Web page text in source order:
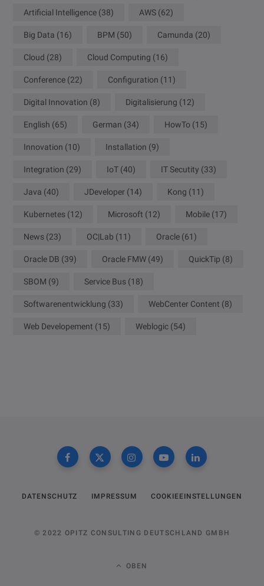
Artificial Intelligence (38) AWS (62)
Big Data (16) BPM (50) Camunda (20)
Cloud (28) Cloud Computing (16)
Conference (22) Configuration (11)
Digital Innovation (8) Digitalisierung (12)
English (65) German (34) HowTo (15)
Innovation (10) Installation (9)
Integration (29) IoT (40) IT Secutity (33)
Java (40) JDeveloper (14) Kong (11)
Kubernetes (12) Microsoft (12) Mobile (17)
News (23) OC|Lab (11) Oracle (61)
Oracle DB (39) Oracle FMW (49) QuickTip (8)
SBOM (9) Service Bus (18)
Softwarenentwicklung (33) WebCenter Content (8)
Web Developement (15) Weblogic (54)
DATENSCHUTZ IMPRESSUM COOKIEEINSTELLUNGEN
© 2022 OPITZ CONSULTING DEUTSCHLAND GMBH
OBEN